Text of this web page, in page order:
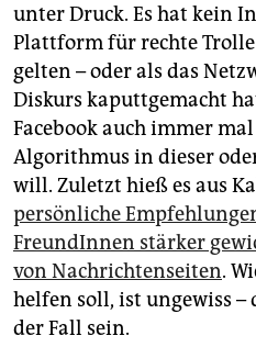
unter Druck. Es hat kein
Plattform für rechte
gelten – oder als das
Diskurs kaputtgemacht
Facebook auch immer
Algorithmus in dieser
will. Zuletzt hieß es aus
persönliche
FreundInnen stärker
von Nachrichtenseiten.
helfen soll, ist ungewiss –
der Fall sein.